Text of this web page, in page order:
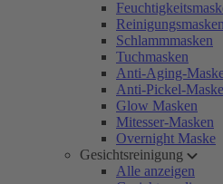
Reinigungsmasken
Schlammmasken
Tuchmasken
Anti-Aging-
Anti-Pickel-
Glow Masken
Mitesser-Masken
Overnight Maske
Gesichtsreinigung
Alle anzeigen